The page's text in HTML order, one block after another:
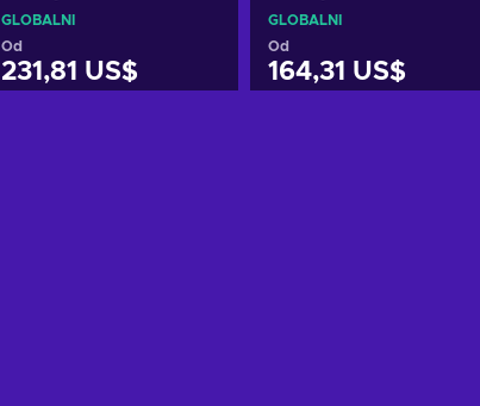
GLOBÁLNÍ
Od
231,81 US$
GLOBÁLNÍ
Od
164,31 US$